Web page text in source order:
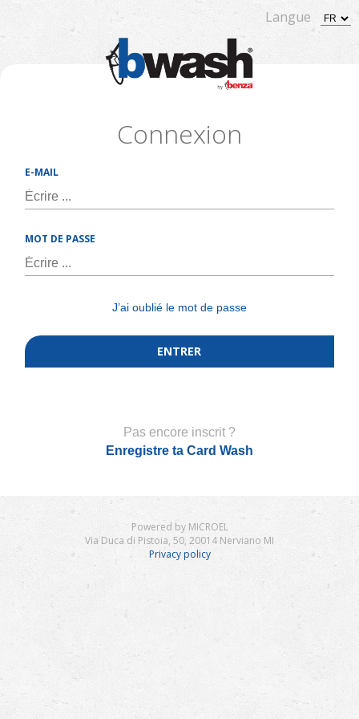
Connexion
E-MAIL
MOT DE PASSE
J’ai oublié le mot de passe
ENTRER
Pas encore inscrit ?
Enregistre ta Card Wash
Langue
Powered by MICROEL
Via Duca di Pistoia, 50, 20014 Nerviano MI
Privacy policy